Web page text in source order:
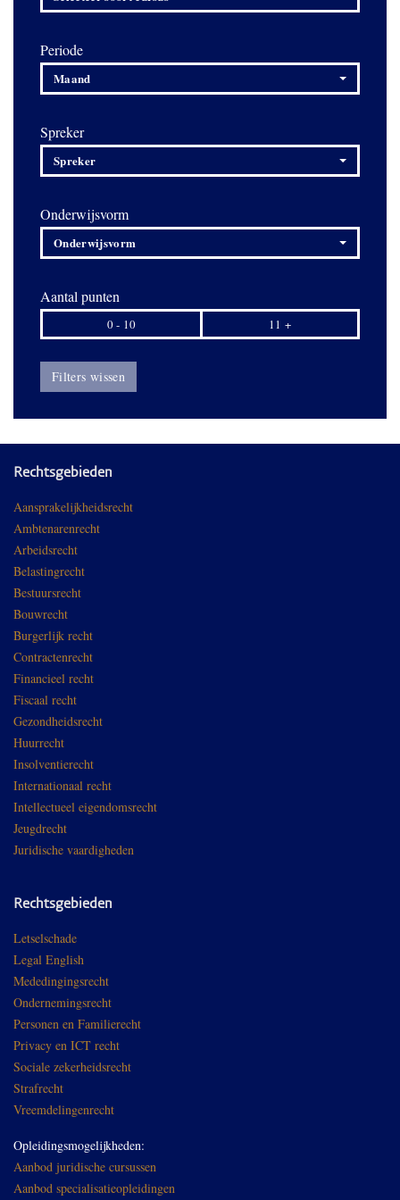
Periode
Maand
Spreker
Spreker
Onderwijsvorm
Onderwijsvorm
Aantal punten
0 - 10 11 +
Filters wissen
Rechtsgebieden
Aansprakelijkheidsrecht
Ambtenarenrecht
Arbeidsrecht
Belastingrecht
Bestuursrecht
Bouwrecht
Burgerlijk recht
Contractenrecht
Financieel recht
Fiscaal recht
Gezondheidsrecht
Huurrecht
Insolventierecht
Internationaal recht
Intellectueel eigendomsrecht
Jeugdrecht
Juridische vaardigheden
Rechtsgebieden
Letselschade
Legal English
Mededingingsrecht
Ondernemingsrecht
Personen en Familierecht
Privacy en ICT recht
Sociale zekerheidsrecht
Strafrecht
Vreemdelingenrecht
Opleidingsmogelijkheden:
Aanbod juridische cursussen
Aanbod specialisatieopleidingen